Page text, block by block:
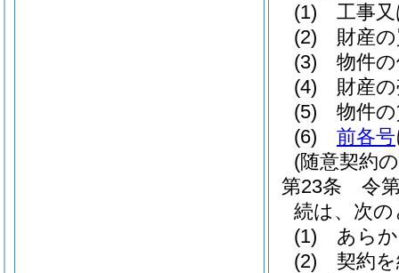
(1)
工事
(2)
財産
(3)
物件
(4)
財産
(5)
物件
(6)
前各号
(随意契約
第23条
令
続は、次
(1)
あら
(2)
契約